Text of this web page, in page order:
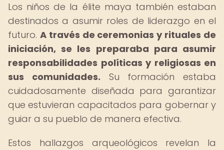
Los niños de la élite maya también estaban
destinados a asumir roles de liderazgo en el
futuro. A través de ceremonias y rituales de
iniciación, se les preparaba para asumir
responsabilidades políticas y religiosas en
sus comunidades. Su formación estaba
cuidadosamente diseñada para garantizar
que estuvieran capacitados para gobernar y
guiar a su pueblo de manera efectiva.
Estos hallazgos arqueológicos revelan la